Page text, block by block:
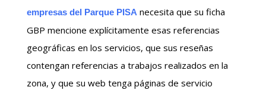
empresas del Parque PISA necesita que su ficha
GBP mencione explícitamente esas referencias
geográficas en los servicios, que sus reseñas
contengan referencias a trabajos realizados en la
zona, y que su web tenga páginas de servicio